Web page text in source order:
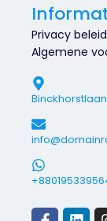
Privacy beleid
Algemene
Binckhorstlaan